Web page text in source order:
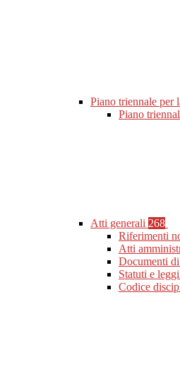
Piano triennale per
Piano
Atti generali 268
Riferimenti
Atti
Documenti
Statuti e
Codice